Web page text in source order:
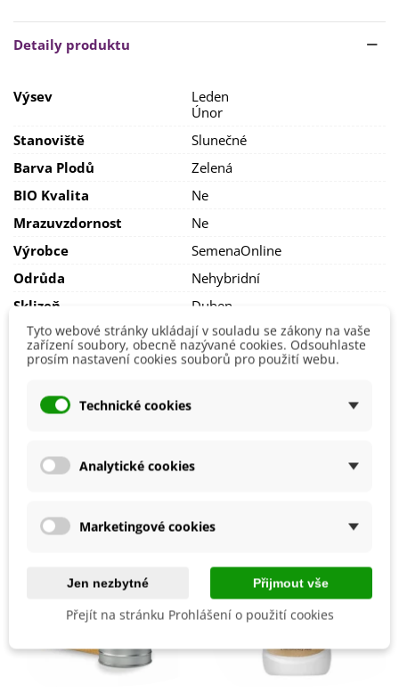
Semena vyséváme do hloubky maximálně
pouze lehce zakrýt zeminou. Semínka klíčí při teplotě okolo
Konečné stanoviště volíme
slunečné se středně těžkou,
humózní, neutrální či mírně zásaditou
Vydatná zálivka zajistí křehké listy. Sázíme do sponu
cm; lze vysévat průběžně.
Detaily produktu
Výsev
Leden
Únor
Stanoviště
Slunečné
Barva Plodů
Zelená
BIO Kvalita
Ne
Mrazuvzdornost
Ne
Výrobce
SemenaOnline
Odrůda
Nehybridní
Sklizeň
Duben
Květen
Ranost
Raná
Tyto webové stránky ukládají v souladu se zákony na vaše
zařízení soubory, obecně nazývané cookies. Odsouhlaste
prosím nastavení cookies souborů pro použití webu.
Technické cookies
Analytické cookies
Marketingové cookies
Jen nezbytné Přijmout vše
Přejít na stránku Prohlášení o použití cookies